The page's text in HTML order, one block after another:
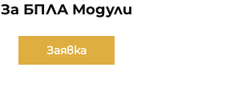
За БПЛА Модули
Заявка